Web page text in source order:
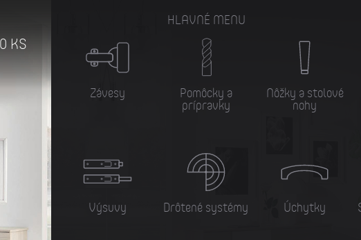
KS
HLAVNÉ MENU
Závesy
Výsuvy
Pomôcky a
prípravky
Drôtené systémy
Nôžky a stolové
nohy
Úchytky